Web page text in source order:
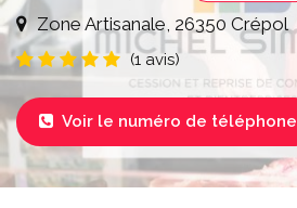
Zone Artisanale, 26350 Crépol
(1 avis)
 Voir le numéro de téléphone